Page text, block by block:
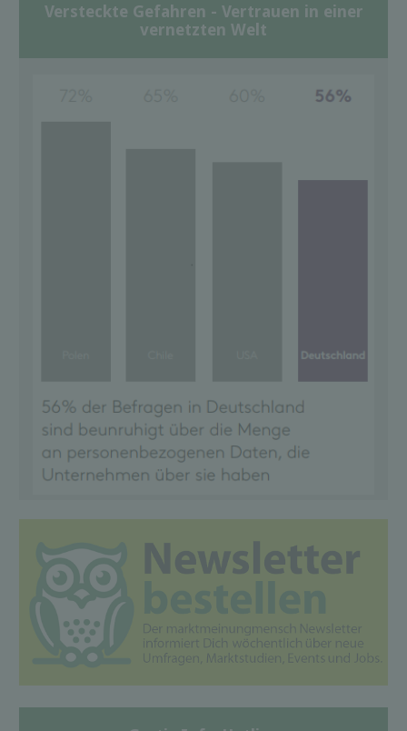
Versteckte Gefahren - Vertrauen in einer
vernetzten Welt